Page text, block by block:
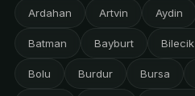
Ardahan Artvin Aydin
Batman Bayburt Bilecik
Bolu Burdur Bursa